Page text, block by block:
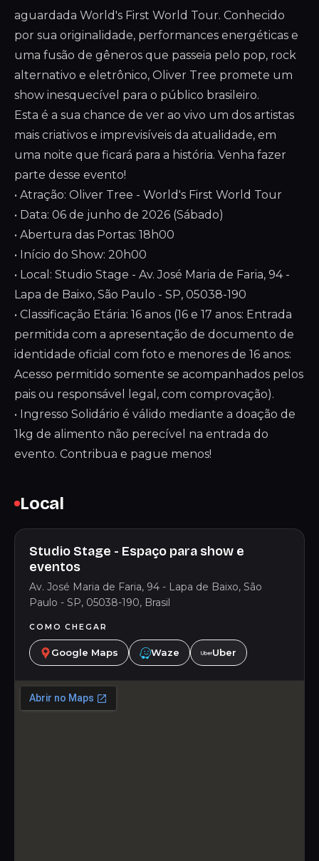
aguardada World's First World Tour. Conhecido
por sua originalidade, performances energéticas e
uma fusão de gêneros que passeia pelo pop, rock
alternativo e eletrônico, Oliver Tree promete um
show inesquecível para o público brasileiro.
Esta é a sua chance de ver ao vivo um dos artistas
mais criativos e imprevisíveis da atualidade, em
uma noite que ficará para a história. Venha fazer
parte desse evento!
• Atração: Oliver Tree - World's First World Tour
• Data: 06 de junho de 2026 (Sábado)
• Abertura das Portas: 18h00
• Início do Show: 20h00
• Local: Studio Stage - Av. José Maria de Faria, 94 -
Lapa de Baixo, São Paulo - SP, 05038-190
• Classificação Etária: 16 anos (16 e 17 anos: Entrada
permitida com a apresentação de documento de
identidade oficial com foto e menores de 16 anos:
Acesso permitido somente se acompanhados pelos
pais ou responsável legal, com comprovação).
• Ingresso Solidário é válido mediante a doação de
1kg de alimento não perecível na entrada do
evento. Contribua e pague menos!
Local
Studio Stage - Espaço para show e
eventos
Av. José Maria de Faria, 94 - Lapa de Baixo, São
Paulo - SP, 05038-190, Brasil
COMO CHEGAR
Google Maps Waze Uber